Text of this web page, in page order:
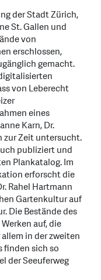
der Stadt Zürich,
St. Gallen und
von
erschlossen,
gemacht.
von Leberecht
eines
Karn, Dr.
zur Zeit untersucht.
publiziert und
Plankatalog. Im
erforscht die
Rahel Hartmann
Gartenkultur auf
Die Bestände des
auf, die
in der zweiten
finden sich so
der Seeuferweg